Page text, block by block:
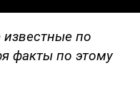
известные по
факты по этому